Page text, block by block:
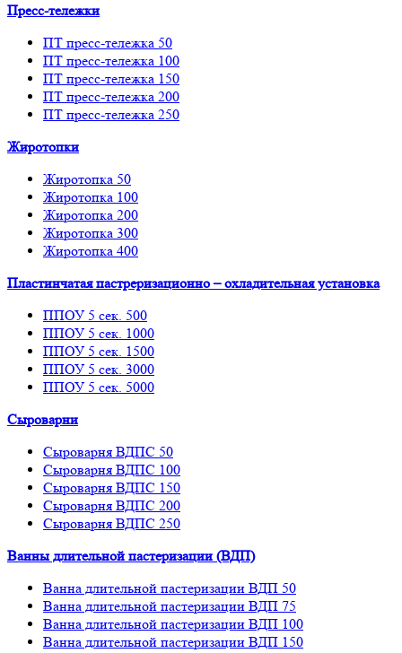
Пресс-тележки
ПТ пресс-тележка 50
ПТ пресс-тележка 100
ПТ пресс-тележка 150
ПТ пресс-тележка 200
ПТ пресс-тележка 250
Жиротопки
Жиротопка 50
Жиротопка 100
Жиротопка 200
Жиротопка 300
Жиротопка 400
Пластинчатая пастреризационно – охладительная установка
ППОУ 5 сек. 500
ППОУ 5 сек. 1000
ППОУ 5 сек. 1500
ППОУ 5 сек. 3000
ППОУ 5 сек. 5000
Сыроварни
Сыроварня ВДПС 50
Сыроварня ВДПС 100
Сыроварня ВДПС 150
Сыроварня ВДПС 200
Сыроварня ВДПС 250
Ванны длительной пастеризации (ВДП)
Ванна длительной пастеризации ВДП 50
Ванна длительной пастеризации ВДП 75
Ванна длительной пастеризации ВДП 100
Ванна длительной пастеризации ВДП 150